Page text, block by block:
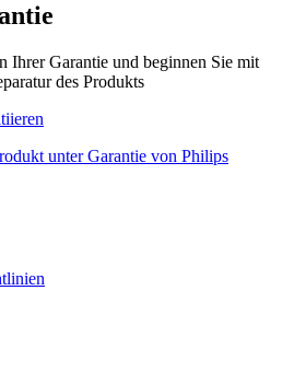
Ihrer Garantie und beginnen Sie mit
des Produkts
unter Garantie von Philips